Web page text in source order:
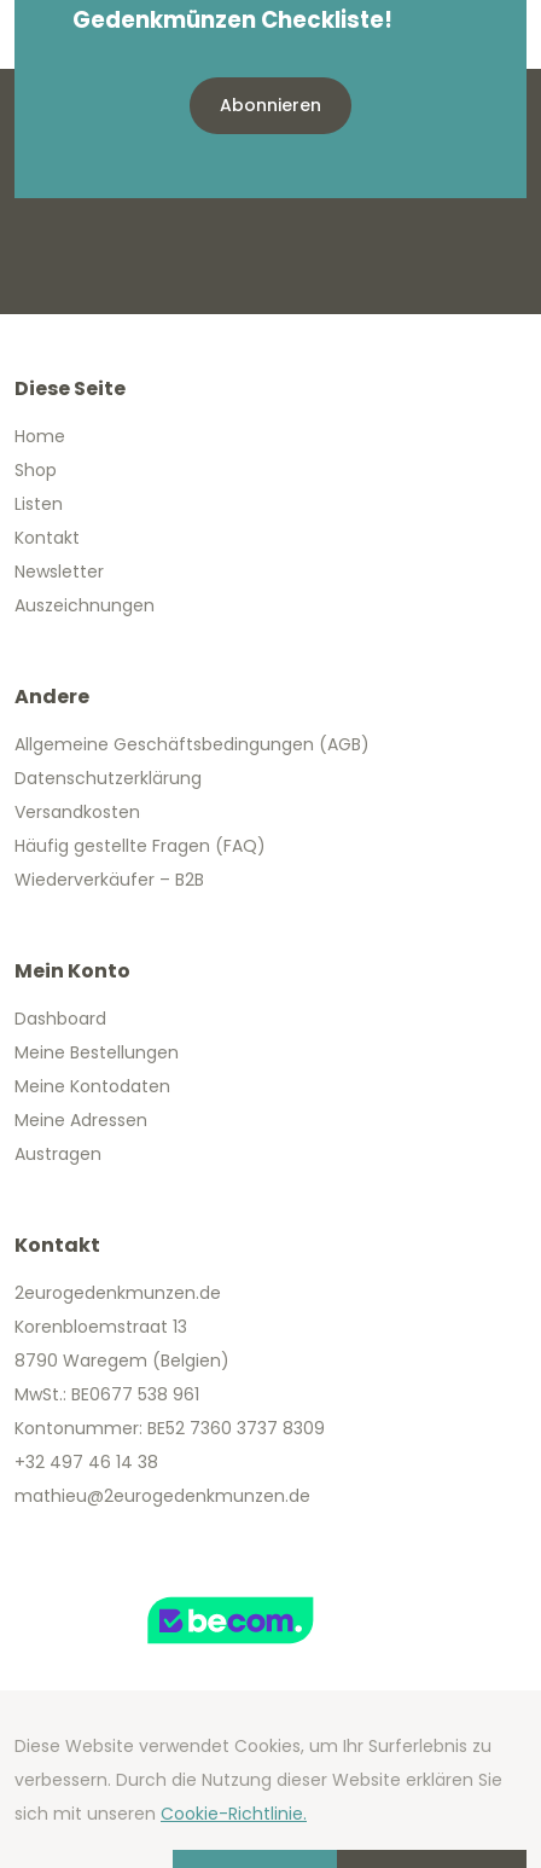
Gedenkmünzen Checkliste!
Abonnieren
Diese Seite
Home
Shop
Listen
Kontakt
Newsletter
Auszeichnungen
Andere
Allgemeine Geschäftsbedingungen (AGB)
Datenschutzerklärung
Versandkosten
Häufig gestellte Fragen (FAQ)
Wiederverkäufer – B2B
Mein Konto
Dashboard
Meine Bestellungen
Meine Kontodaten
Meine Adressen
Austragen
Kontakt
2eurogedenkmunzen.de
Korenbloemstraat 13
8790 Waregem (Belgien)
MwSt.: BE0677 538 961
Kontonummer: BE52 7360 3737 8309
+32 497 46 14 38
mathieu@2eurogedenkmunzen.de
Copyright 2026 We Can Do Better Online BV
Development by2mprove- Content by
2eurogedenkmunzen.de
Diese Website verwendet Cookies, um Ihr Surferlebnis zu
verbessern. Durch die Nutzung dieser Website erklären Sie
sich mit unseren Cookie-Richtlinie.